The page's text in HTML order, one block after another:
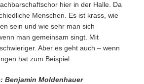
hier in der Halle. Da
Menschen. Es ist krass, wie
sein und wie sehr man sich
man gemeinsam singt. Mit
Aber es geht auch – wenn
hat zum Beispiel.
Benjamin Moldenhauer